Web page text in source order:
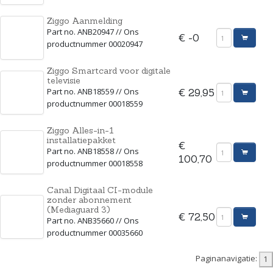
Ziggo Aanmelding
Part no. ANB20947 // Ons
productnummer 00020947
€ -0
Ziggo Smartcard voor digitale
televisie
Part no. ANB18559 // Ons
productnummer 00018559
€ 29,95
Ziggo Alles-in-1
installatiepakket
Part no. ANB18558 // Ons
productnummer 00018558
€
100,70
Canal Digitaal CI-module
zonder abonnement
(Mediaguard 3)
Part no. ANB35660 // Ons
productnummer 00035660
€ 72,50
Paginanavigatie: